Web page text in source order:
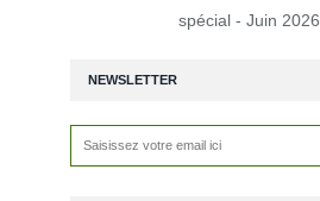
NEWSLETTER
spécial - Juin 2026